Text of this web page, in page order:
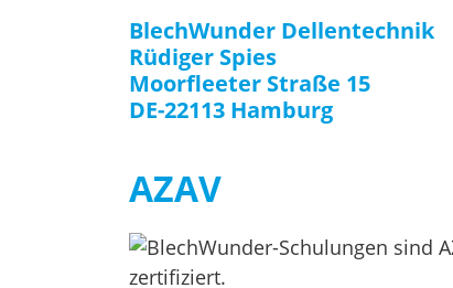
BlechWunder Dellentechnik
Rüdiger Spies
Moorfleeter Straße 15
DE-22113 Hamburg
AZAV